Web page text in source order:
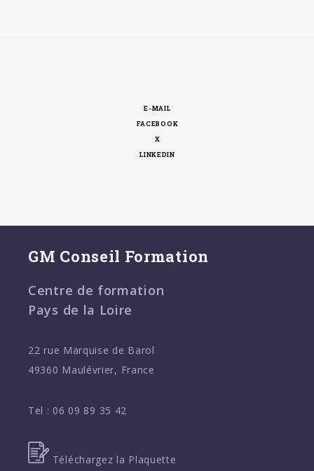
E-MAIL
FACEBOOK
X
LINKEDIN
GM Conseil Formation
Centre de formation
Pays de la Loire
22 rue Marquise de Barol
49360 Maulévrier, France
Tel : 06 09 89 35 42
Téléchargez la Plaquette